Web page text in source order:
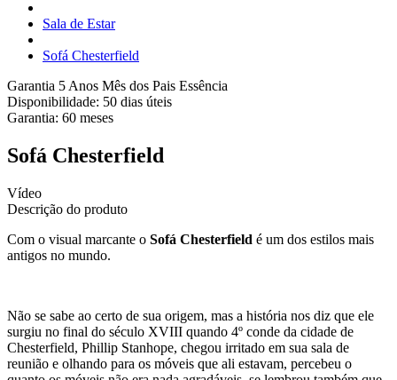
Sala de Estar
Sofá Chesterfield
Garantia 5 Anos Mês dos Pais Essência
Disponibilidade: 50 dias úteis
Garantia: 60 meses
Sofá Chesterfield
Vídeo
Descrição do produto
Com o visual marcante o Sofá Chesterfield é um dos estilos mais
antigos no mundo.
Não se sabe ao certo de sua origem, mas a história nos diz que ele
surgiu no final do século XVIII quando 4º conde da cidade de
Chesterfield, Phillip Stanhope, chegou irritado em sua sala de
reunião e olhando para os móveis que ali estavam, percebeu o